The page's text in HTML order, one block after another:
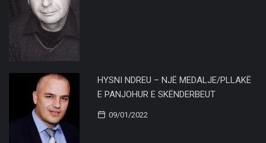
HYSNI NDREU – NJË MEDALJE/PLLAKË
E PANJOHUR E SKËNDERBEUT
09/01/2022